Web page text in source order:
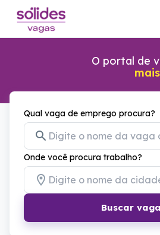
O portal de
Qual vaga de emprego procura?
Onde você procura trabalho?
Buscar